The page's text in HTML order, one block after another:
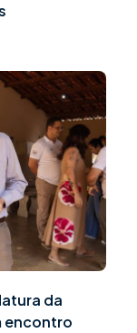
da
encontro